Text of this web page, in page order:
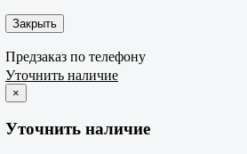
Закрыть
Предзаказ по телефону
Уточнить наличие
×
Уточнить наличие